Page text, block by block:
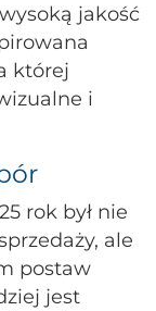
jakość
której
i
rok był nie
ale
postaw
jest